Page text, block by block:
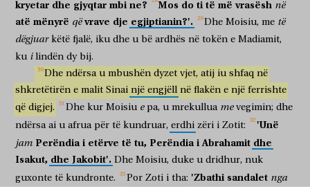
ἐξελέσθαι
për të liruar
αὐτούς;
ata
καὶ
dhe
νῦν
tani
δεῦρο,
eja
ἀποστείλω
të dërgoj
σε
ty
εἰς
në
Αἴγυπτον.
Egjipt
τοῦτον
këtë
τὸν Μωϋσῆν,
Moisiun
ὃν
të cilin
ἠρνήσαντο
mohuan
εἰπόντες,
duke thënë
kush
σε
ty
κατέστησεν
caktoi krye dhe gjyqtar këtë Perëndia
edhe
ἄρχοντα
krye
καὶ
edhe
λυτρωτὴν
shpengimtar
ἀπέσταλκεν,
ka dërguar
σὺν
bashkë
χειρὶ
dorë
ἀγγέλου
engjëlli
τοῦ
të atij
ὀφθέντος
që u duk
αὐτῷ
atij
ἐν
në
τῇ βάτῳ.
ferrishtën
οὗτος
ky
ἐξήγαγεν αὐτοὺς, ποιήσας τέρατα
çudira
καὶ
dhe
σημεῖα
shenja
ἐν γῇ
Αἰγύπτῳ,
të Egjiptit
καὶ
dhe
ἐν
në
Ἐρυθρᾷ
e Kuq
Θαλάσσῃ,
Detin
καὶ
dhe
ἐν
në
τῇ ἐρήμῳ,
shkretëtirën
vjet
τεσσεράκοντα.
dyzet
οὗτός
ky është Moisiu ai që tha bijve
kryetar dhe gjyqtar mbi ne? Mos do ti të më vrasësh në
atë mënyrë që vrave dje egjiptianin?'. Dhe Moisiu, me të
dëgjuar këtë fjalë, iku dhe u bë ardhës në tokën e Madiamit,
ku i lindën dy bij.
Dhe ndërsa u mbushën dyzet vjet, atij iu shfaq në
shkretëtirën e malit Sinai një engjëll në flakën e një ferrishte
që digjej. Dhe kur Moisiu e pa, u mrekullua me vegimin; dhe
ndërsa ai u afrua për të kundruar, erdhi zëri i Zotit: 'Unë
jam Perëndia i etërve të tu, Perëndia i Abrahamit dhe
Isakut, dhe Jakobit'. Dhe Moisiu, duke u dridhur, nuk
guxonte të kundronte. Por Zoti i tha: 'Zbathi sandalet nga